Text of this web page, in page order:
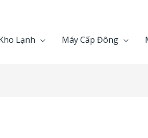
Lạnh Máy Cấp Đông